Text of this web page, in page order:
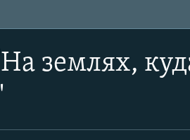
землях,